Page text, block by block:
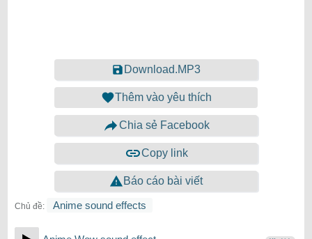
Download.MP3
Thêm vào yêu thích
Chia sẻ Facebook
Copy link
Báo cáo bài viết
Chủ đề: Anime sound effects